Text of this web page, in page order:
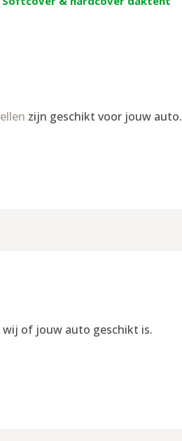
zijn geschikt voor jouw auto.
of jouw auto geschikt is.